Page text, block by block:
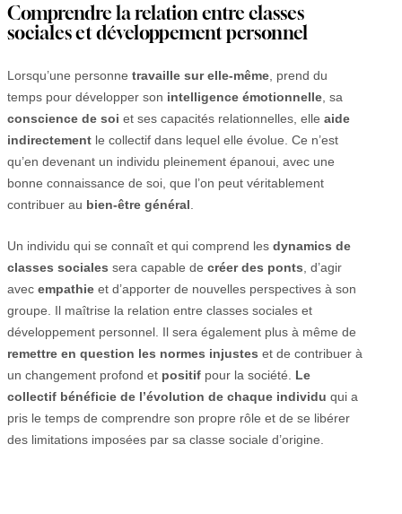
Comprendre la relation entre classes
sociales et développement personnel
Lorsqu’une personne travaille sur elle-même , prend du
temps pour développer son intelligence émotionnelle , sa
conscience de soi et ses capacités relationnelles, elle aide
indirectement le collectif dans lequel elle évolue. Ce n’est
qu’en devenant un individu pleinement épanoui, avec une
bonne connaissance de soi, que l’on peut véritablement
contribuer au bien-être général
Un individu qui se connaît et qui comprend les dynamics de
classes sociales sera capable de créer des ponts, d’agir
avec empathie et d’apporter de nouvelles perspectives à son
groupe. Il maîtrise la relation entre classes sociales et
développement personnel. Il sera également plus à même de
remettre en question les normes injustes et de contribuer à
un changement profond et positif pour la société. Le
collectif bénéficie de l’évolution de chaque individu qui a
pris le temps de comprendre son propre rôle et de se libérer
des limitations imposées par sa classe sociale d’origine.